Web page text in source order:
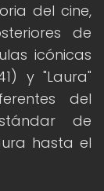
del cine,
de
icónicas
y "Laura"
del
de
hasta el